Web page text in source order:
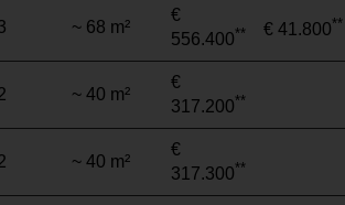
~ 68 m²
€
556.400** € 41.800**
~ 40 m²
€
317.200**
~ 40 m²
€
317.300**